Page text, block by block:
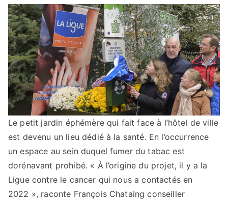
Le petit jardin éphémère qui fait face à l’hôtel de ville
est devenu un lieu dédié à la santé. En l’occurrence
un espace au sein duquel fumer du tabac est
dorénavant prohibé. « À l’origine du projet, il y a la
Ligue contre le cancer qui nous a contactés en
2022 », raconte François Chataing conseiller